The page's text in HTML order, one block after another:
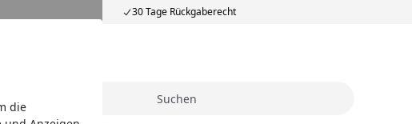
die
30 Tage Rückgaberecht
Suche